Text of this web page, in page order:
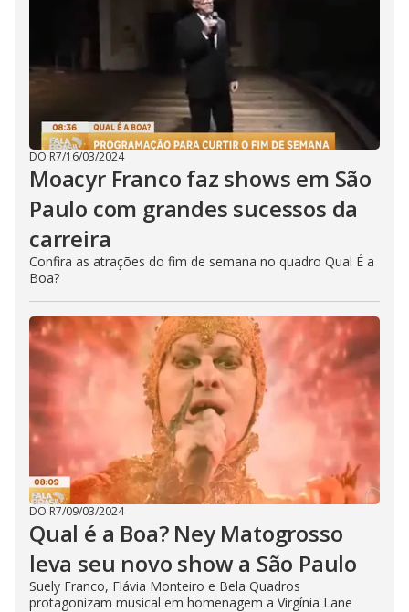
DO R7/16/03/2024
Moacyr Franco faz shows em São
Paulo com grandes sucessos da
carreira
Confira as atrações do fim de semana no quadro Qual É a
Boa?
DO R7/09/03/2024
Qual é a Boa? Ney Matogrosso
leva seu novo show a São Paulo
Suely Franco, Flávia Monteiro e Bela Quadros
protagonizam musical em homenagem a Virgínia Lane